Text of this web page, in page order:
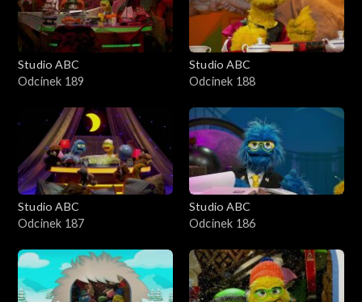
Studio ABC
Odcinek 189
Studio ABC
Odcinek 188
Studio ABC
Odcinek 187
Studio ABC
Odcinek 186